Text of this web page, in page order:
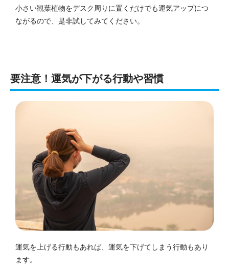
小さい観葉植物をデスク周りに置くだけでも運気アップにつ
ながるので、是非試してみてください。
要注意！運気が下がる行動や習慣
運気を上げる行動もあれば、運気を下げてしまう行動もあり
ます。